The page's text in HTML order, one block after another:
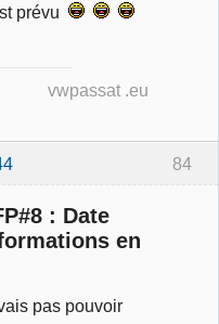
prévu
vwpassat .eu
84
: Date
en
pas pouvoir